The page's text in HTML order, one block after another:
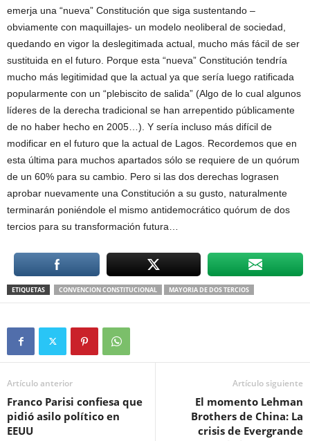
emerja una “nueva” Constitución que siga sustentando –
obviamente con maquillajes- un modelo neoliberal de sociedad,
quedando en vigor la deslegitimada actual, mucho más fácil de ser
sustituida en el futuro. Porque esta “nueva” Constitución tendría
mucho más legitimidad que la actual ya que sería luego ratificada
popularmente con un “plebiscito de salida” (Algo de lo cual algunos
líderes de la derecha tradicional se han arrepentido públicamente
de no haber hecho en 2005…). Y sería incluso más difícil de
modificar en el futuro que la actual de Lagos. Recordemos que en
esta última para muchos apartados sólo se requiere de un quórum
de un 60% para su cambio. Pero si las dos derechas lograsen
aprobar nuevamente una Constitución a su gusto, naturalmente
terminarán poniéndole el mismo antidemocrático quórum de dos
tercios para su transformación futura…
ETIQUETAS CONVENCION CONSTITUCIONAL MAYORIA DE DOS TERCIOS
Artículo anterior
Franco Parisi confiesa que
pidió asilo político en
EEUU
Artículo siguiente
El momento Lehman
Brothers de China: La
crisis de Evergrande